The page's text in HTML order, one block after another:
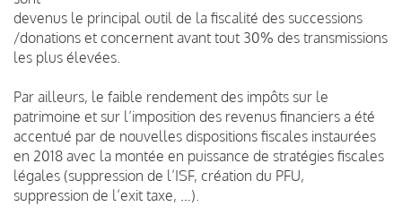
devenus le principal outil de la fiscalité des successions
/donations et concernent avant tout 30% des transmissions
les plus élevées.
Par ailleurs, le faible rendement des impôts sur le
patrimoine et sur l’imposition des revenus financiers a été
accentué par de nouvelles dispositions fiscales instaurées
en 2018 avec la montée en puissance de stratégies fiscales
légales (suppression de l’ISF, création du PFU,
suppression de l’exit taxe, …).